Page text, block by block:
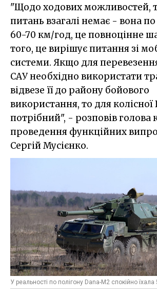
"Щодо ходових можливостей,
питань взагалі немає - вона по
60-70 км/год, це повноцінне
того, це вирішує питання зі
системи. Якщо для
САУ необхідно використати
відвезе її до району бойового
використання, то для колісної
потрібний", - розповів голова
проведення функційних
Сергій Мусієнко.
У реальності по полігону Dana-M2 спокійно